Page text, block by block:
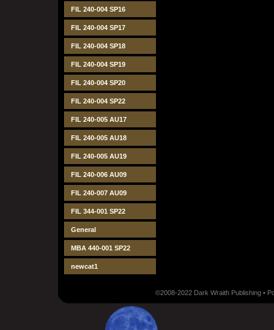
FIL 240-004 SP16
FIL 240-004 SP17
FIL 240-004 SP18
FIL 240-004 SP19
FIL 240-004 SP20
FIL 240-004 SP22
FIL 240-005 AU17
FIL 240-005 AU18
FIL 240-005 AU19
FIL 240-006 AU09
FIL 240-007 AU09
FIL 344-001 SP22
General
MBA 440-001 SP22
newcat1
©2008-2022 Dark Wraith Publishing •